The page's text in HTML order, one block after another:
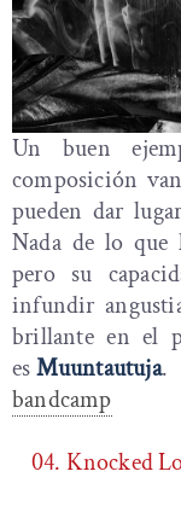
Un buen
composición
pueden dar
Nada de lo que
pero su
infundir
brillante en el
esMuuntautuja.
bandcamp
04. Knocked